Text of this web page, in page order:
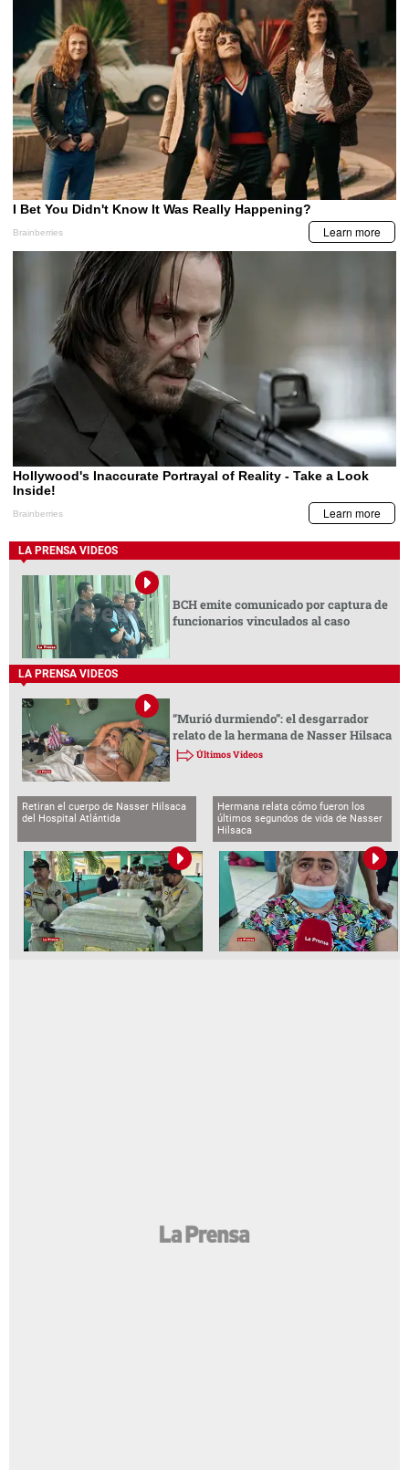
LA PRENSA VIDEOS
BCH emite comunicado por captura de
funcionarios vinculados al caso
LA PRENSA VIDEOS
“Murió durmiendo”: el desgarrador
relato de la hermana de Nasser Hilsaca
Últimos Videos
Retiran el cuerpo de Nasser Hilsaca
del Hospital Atlántida
Hermana relata cómo fueron los
últimos segundos de vida de Nasser
Hilsaca